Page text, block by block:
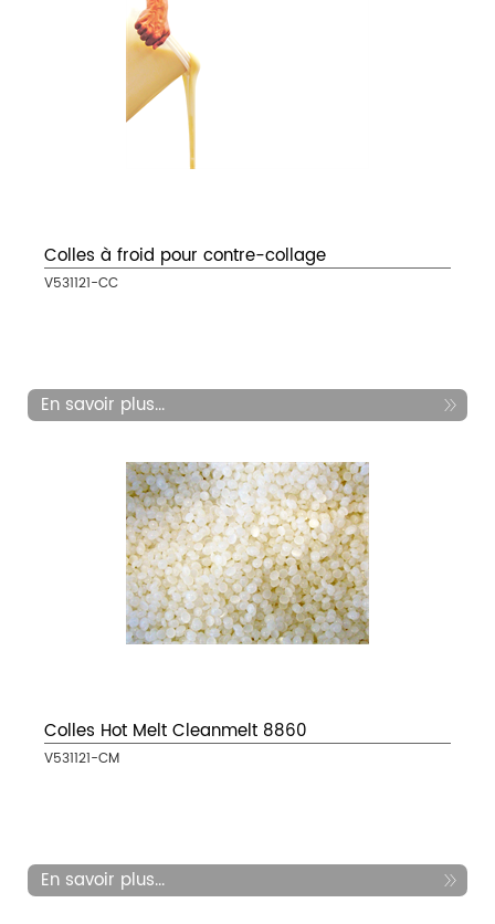
Colles à froid pour contre-collage
V531121-CC
En savoir plus...
Colles Hot Melt Cleanmelt 8860
V531121-CM
En savoir plus...